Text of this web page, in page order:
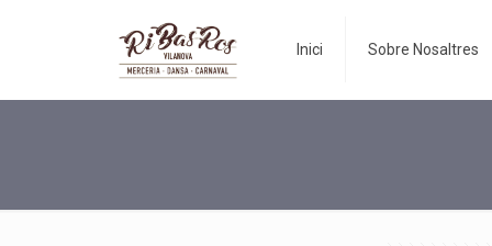
Inici Sobre Nosaltres